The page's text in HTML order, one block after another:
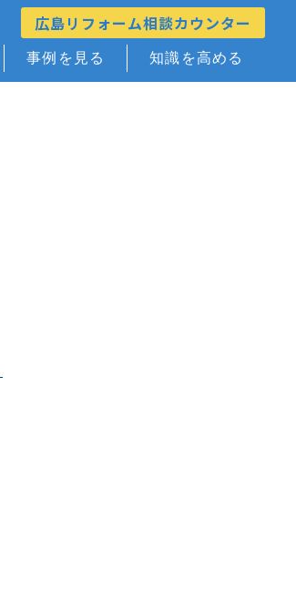
事例を見る 知識を高める
広島リフォーム相談カウンター